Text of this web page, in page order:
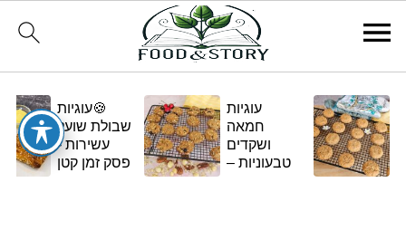
עוגיות
חמאה
ושקדים
טבעוניות –
🍪עוגיות
שבולת שועל
עשירות -
פסק זמן קטן